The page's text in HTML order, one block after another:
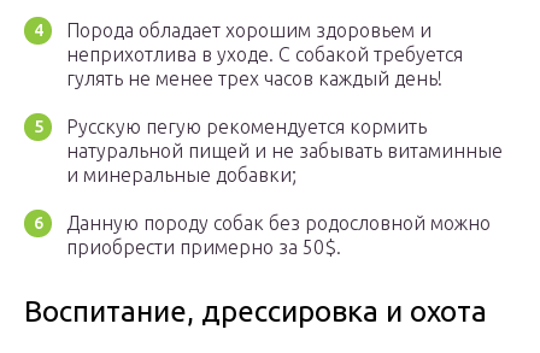
Порода обладает хорошим здоровьем и
неприхотлива в уходе. С собакой требуется
гулять не менее трех часов каждый день!
Русскую пегую рекомендуется кормить
натуральной пищей и не забывать витаминные
и минеральные добавки;
Данную породу собак без родословной можно
приобрести примерно за 50$.
Воспитание, дрессировка и охота